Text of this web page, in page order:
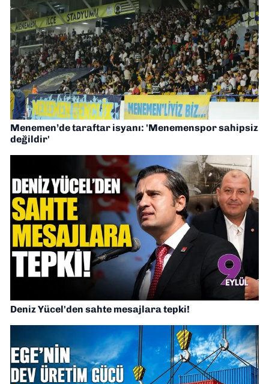
Menemen’de taraftar isyanı: 'Menemenspor sahipsiz
değildir'
Deniz Yücel'den sahte mesajlara tepki!